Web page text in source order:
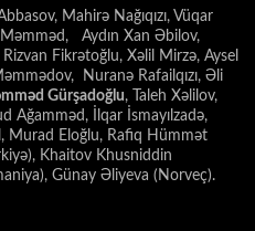
Mahirə Nağıqızı, Vüqar
Aydın Xan Əbilov,
Fikrətoğlu, Xəlil Mirzə, Aysel
Nuranə Rafailqızı, Əli
Gürşadoğlu, Taleh Xəlilov,
Ağamməd, İlqar İsmayılzadə,
Murad Eloğlu, Rafiq Hümmət
Khaitov Khusniddin
Günay Əliyeva (Norveç).